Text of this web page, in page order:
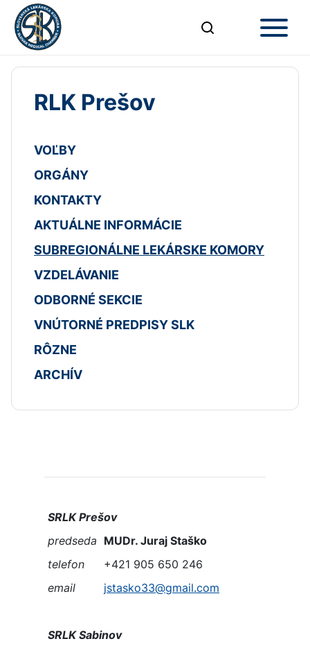
RLK Prešov
VOĽBY
ORGÁNY
KONTAKTY
AKTUÁLNE INFORMÁCIE
SUBREGIONÁLNE LEKÁRSKE KOMORY
VZDELÁVANIE
ODBORNÉ SEKCIE
VNÚTORNÉ PREDPISY SLK
RÔZNE
ARCHÍV
SRLK Prešov
predseda MUDr. Juraj Staško
telefon
+421 905 650 246
email
jstasko33@gmail.com
SRLK Sabinov